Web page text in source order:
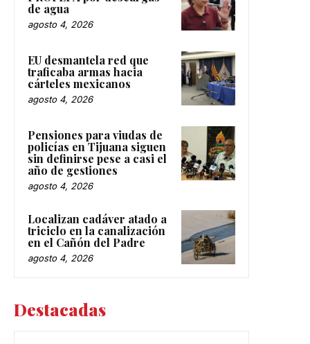
de agua
agosto 4, 2026
EU desmantela red que
traficaba armas hacia
cárteles mexicanos
agosto 4, 2026
Pensiones para viudas de
policías en Tijuana siguen
sin definirse pese a casi el
año de gestiones
agosto 4, 2026
Localizan cadáver atado a
triciclo en la canalización
en el Cañón del Padre
agosto 4, 2026
Destacadas